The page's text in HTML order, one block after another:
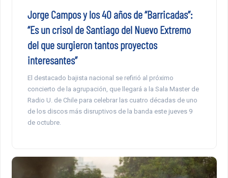
Jorge Campos y los 40 años de “Barricadas”:
“Es un crisol de Santiago del Nuevo Extremo
del que surgieron tantos proyectos
interesantes”
El destacado bajista nacional se refirió al próximo
concierto de la agrupación, que llegará a la Sala Master de
Radio U. de Chile para celebrar las cuatro décadas de uno
de los discos más disruptivos de la banda este jueves 9
de octubre.